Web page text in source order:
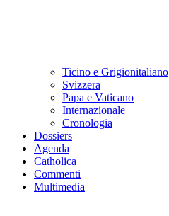
Ticino e Grigionitaliano
Svizzera
Papa e Vaticano
Internazionale
Cronologia
Dossiers
Agenda
Catholica
Commenti
Multimedia